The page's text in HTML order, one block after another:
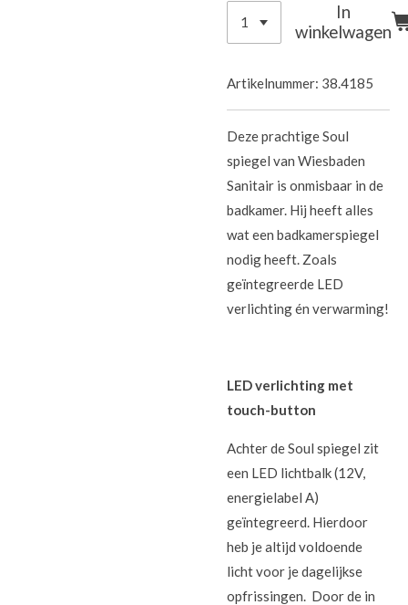
In
winkelwagen
Artikelnummer: 38.4185
Deze prachtige Soul
spiegel van Wiesbaden
Sanitair is onmisbaar in de
badkamer. Hij heeft alles
wat een badkamerspiegel
nodig heeft. Zoals
geïntegreerde LED
verlichting én verwarming!
LED verlichting met
touch-button
Achter de Soul spiegel zit
een LED lichtbalk (12V,
energielabel A)
geïntegreerd. Hierdoor
heb je altijd voldoende
licht voor je dagelijkse
opfrissingen. Door de in